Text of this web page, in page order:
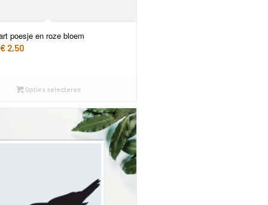
poesje en roze bloem
€2,50Prijsklasse:
€ 2,50
Opties selecteren